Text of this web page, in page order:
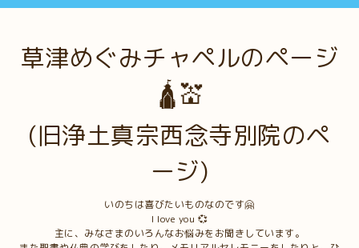
草津めぐみチャペルのページ
🛕💒
(旧浄土真宗西念寺別院のペ
ージ)
いのちは喜びたいものなのです🤗
I love you 💞
主に、みなさまのいろんなお悩みをお聞きしています。